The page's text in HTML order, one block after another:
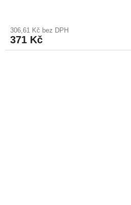
306,61 Kč bez DPH
371 Kč